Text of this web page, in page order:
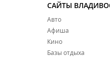
САЙТЫ
Авто
Афиша
Кино
Базы отдыха